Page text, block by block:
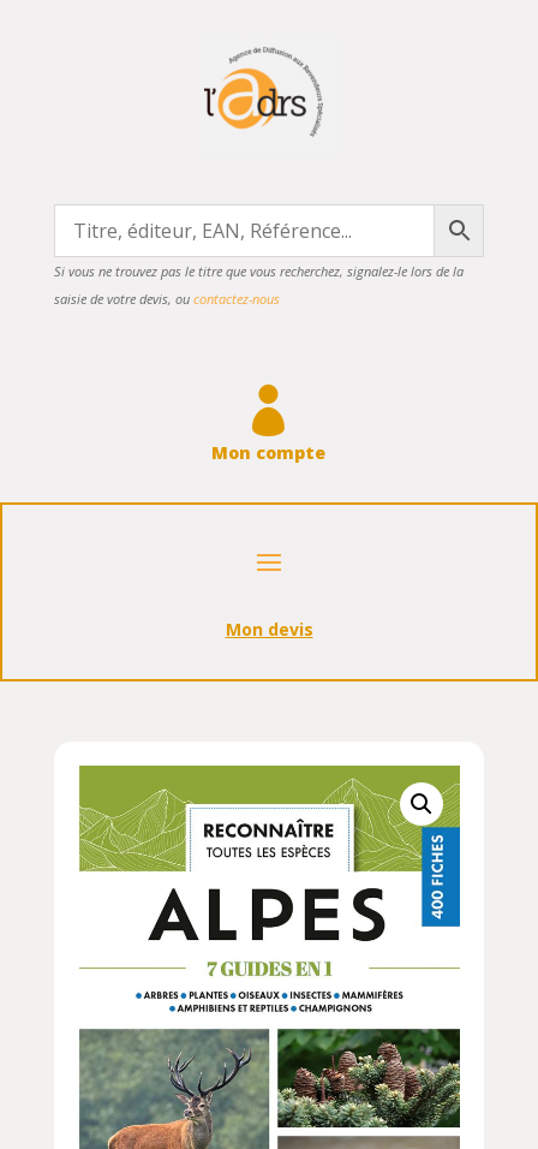
Si vous ne trouvez pas le titre que vous recherchez, signalez-le lors de la
saisie de votre devis, ou contactez-nous

Mon compte
Mon devis